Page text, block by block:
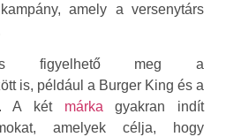
amely a versenytárs
figyelhető meg a
is, például a Burger King és a
A két márkagyakran indít
amelyek célja, hogy